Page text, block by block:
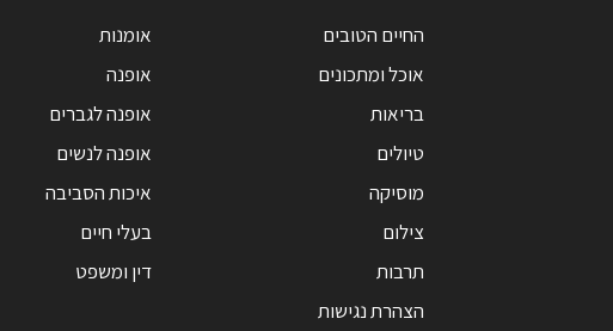
החיים הטובים
אוכל ומתכונים
בריאות
טיולים
מוסיקה
צילום
תרבות
הצהרת נגישות
אומנות
אופנה
אופנה לגברים
אופנה לנשים
איכות הסביבה
בעלי חיים
דין ומשפט